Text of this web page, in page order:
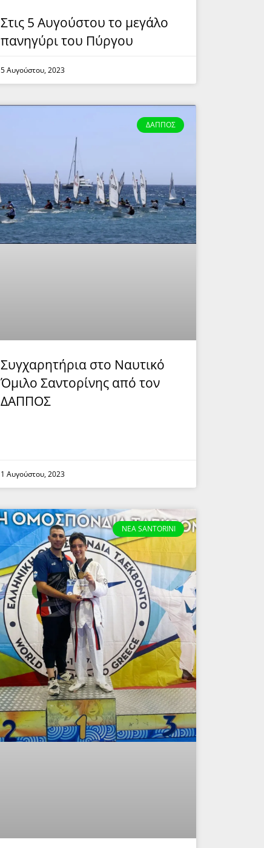
Στις 5 Αυγούστου το μεγάλο
πανηγύρι του Πύργου
5 Αυγούστου, 2023
ΔΑΠΠΟΣ
Συγχαρητήρια στο Ναυτικό
Όμιλο Σαντορίνης από τον
ΔΑΠΠΟΣ
1 Αυγούστου, 2023
NEA SANTORINI